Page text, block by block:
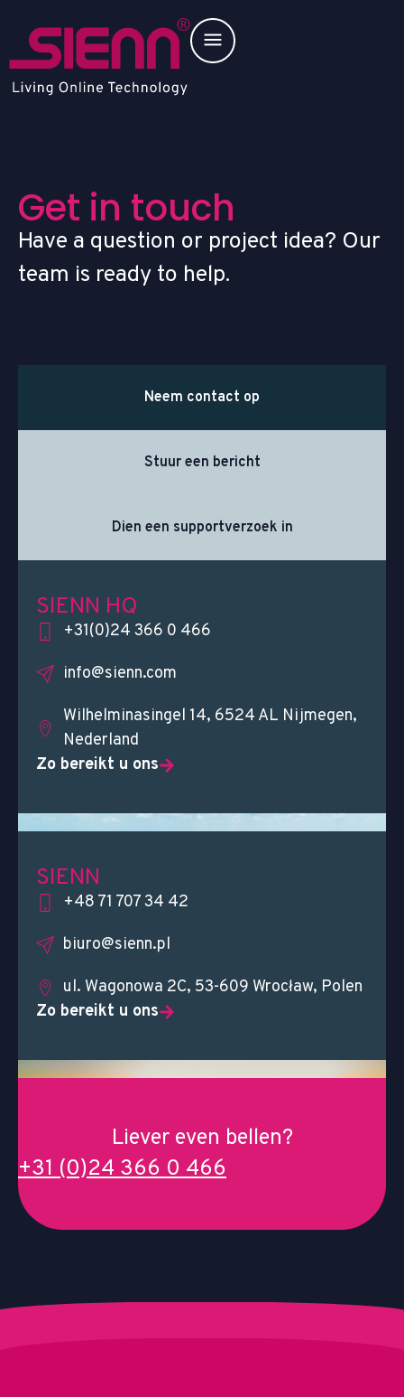
Get in touch
Have a question or project idea? Our
team is ready to help.
Neem contact op
Stuur een bericht
Dien een supportverzoek in
SIENN HQ
+31(0)24 366 0 466
info@sienn.com
Wilhelminasingel 14, 6524 AL Nijmegen,
Nederland
Zo bereikt u ons
SIENN
+48 71 707 34 42
biuro@sienn.pl
ul. Wagonowa 2C, 53-609 Wrocław, Polen
Zo bereikt u ons
Liever even bellen?
+31 (0)24 366 0 466